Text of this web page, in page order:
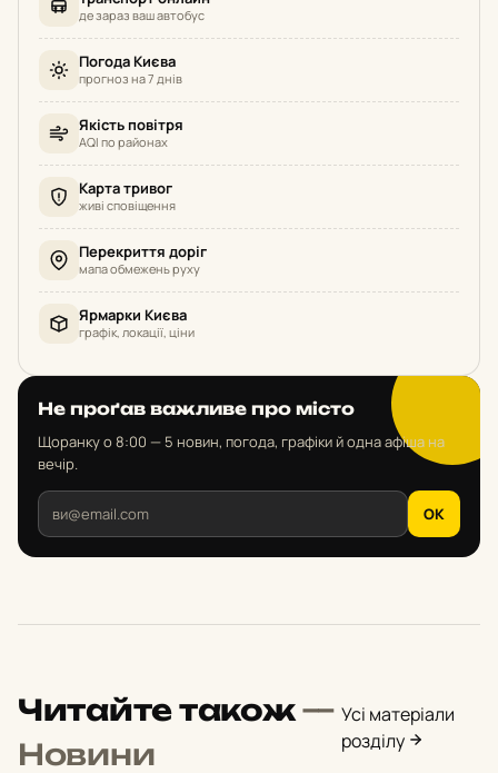
де зараз ваш автобус
Погода Києва
прогноз на 7 днів
Якість повітря
AQI по районах
Карта тривог
живі сповіщення
Перекриття доріг
мапа обмежень руху
Ярмарки Києва
графік, локації, ціни
Не проґав важливе про місто
Щоранку о 8:00 — 5 новин, погода, графіки й одна афіша на
вечір.
OK
Читайте також—
Новини
Усі матеріали
розділу